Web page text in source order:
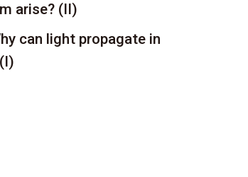
arise? (II)
can light propagate in